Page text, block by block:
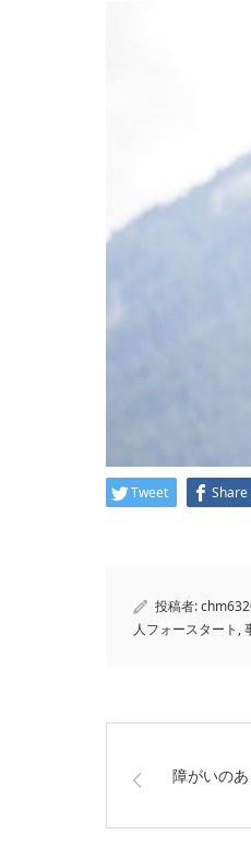
Tweet Share
投稿者:
人フォースタート ,
障がいの